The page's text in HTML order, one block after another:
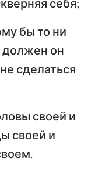
бы то ни
должен он
сделаться
своей и
своей и